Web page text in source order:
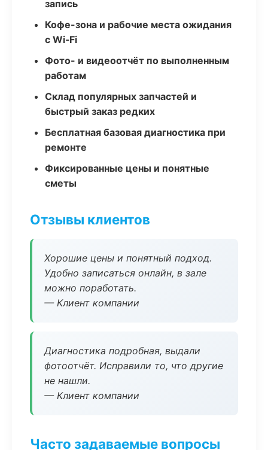
запись
Кофе-зона и рабочие места ожидания
с Wi‑Fi
Фото- и видеоотчёт по выполненным
работам
Склад популярных запчастей и
быстрый заказ редких
Бесплатная базовая диагностика при
ремонте
Фиксированные цены и понятные
сметы
Отзывы клиентов
Хорошие цены и понятный подход.
Удобно записаться онлайн, в зале
можно поработать.
— Клиент компании
Диагностика подробная, выдали
фотоотчёт. Исправили то, что другие
не нашли.
— Клиент компании
Часто задаваемые вопросы